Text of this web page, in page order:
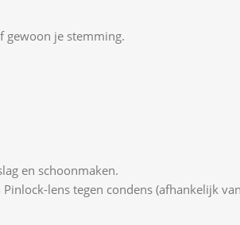
gewoon je stemming.
en schoonmaken.
lens tegen condens (afhankelijk